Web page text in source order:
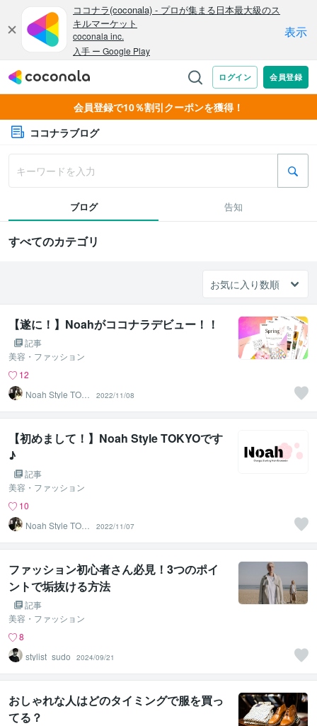
会員登録で10％割引クーポンを獲得！
ココナラブログ
ブログ 告知
すべてのカテゴリ
【遂に！】Noahがココナラデビュー！！
記事
美容・ファッション
12
Noah Style TOK
2022/11/08
【初めまして！】Noah Style TOKYOです
♪
記事
美容・ファッション
10
Noah Style TOK
2022/11/07
ファッション初心者さん必見！3つのポイ
ントで垢抜ける方法
記事
美容・ファッション
8
stylist_sudo
2024/09/21
おしゃれな人はどのタイミングで服を買っ
てる？